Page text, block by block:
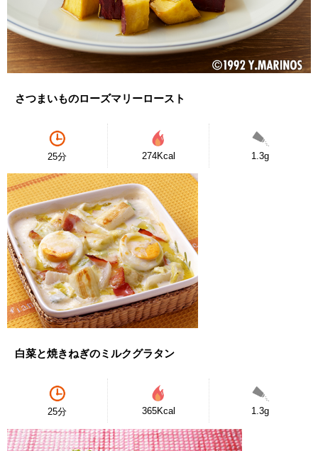
さつまいものローズマリーロースト
25分 274Kcal 1.3g
白菜と焼きねぎのミルクグラタン
25分 365Kcal 1.3g